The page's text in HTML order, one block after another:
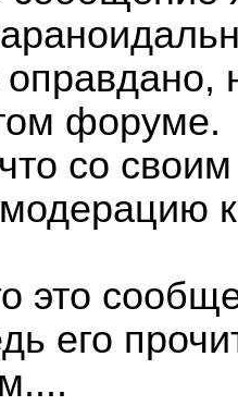
форуме.
со своим
это
его